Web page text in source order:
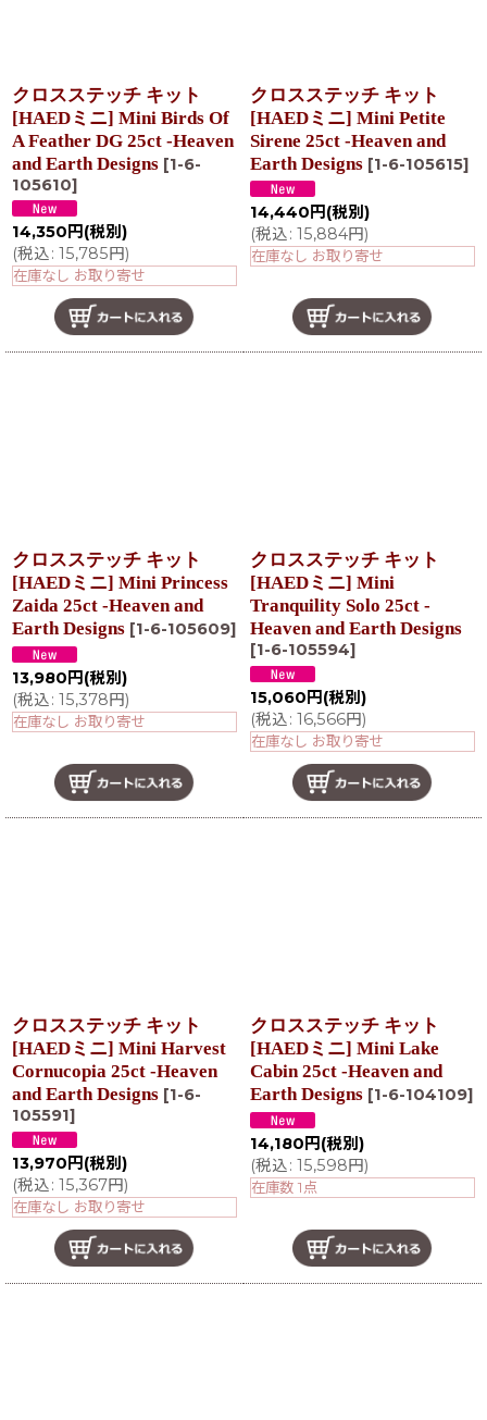
クロスステッチ キット
[HAEDミニ] Mini Birds Of
A Feather DG 25ct -Heaven
and Earth Designs [1-6-
105610]
14,350 円 (税別)
(税込: 15,785円)
在庫なし お取り寄せ
クロスステッチ キット
[HAEDミニ] Mini Petite
Sirene 25ct -Heaven and
Earth Designs [1-6-105615]
14,440 円 (税別)
(税込: 15,884円)
在庫なし お取り寄せ
クロスステッチ キット
[HAEDミニ] Mini Princess
Zaida 25ct -Heaven and
Earth Designs [1-6-105609]
13,980 円 (税別)
(税込: 15,378円)
在庫なし お取り寄せ
クロスステッチ キット
[HAEDミニ] Mini
Tranquility Solo 25ct -
Heaven and Earth Designs
[1-6-105594]
15,060 円 (税別)
(税込: 16,566円)
在庫なし お取り寄せ
クロスステッチ キット
[HAEDミニ] Mini Harvest
Cornucopia 25ct -Heaven
and Earth Designs [1-6-
105591]
13,970 円 (税別)
(税込: 15,367円)
在庫なし お取り寄せ
クロスステッチ キット
[HAEDミニ] Mini Lake
Cabin 25ct -Heaven and
Earth Designs [1-6-104109]
14,180 円 (税別)
(税込: 15,598円)
在庫数 1点